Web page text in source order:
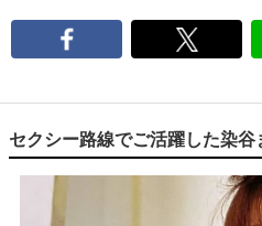
セクシー路線でご活躍した染谷